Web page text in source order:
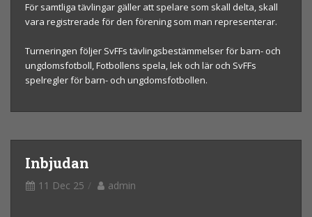
För samtliga tävlingar gäller att spelare som skall delta, skall
vara registrerade för den förening som man representerar.
Turneringen följer SvFFs tävlingsbestämmelser för barn- och
ungdomsfotboll, Fotbollens spela, lek och lär och SvFFs
spelregler för barn- och ungdomsfotbollen.
Inbjudan
11 Dec 25 admin